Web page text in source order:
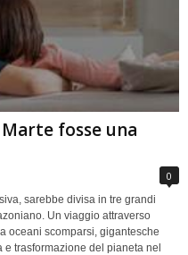
fosse una
0
sarebbe divisa in tre grandi
Un viaggio attraverso
oceani scomparsi, gigantesche
e trasformazione del pianeta nel